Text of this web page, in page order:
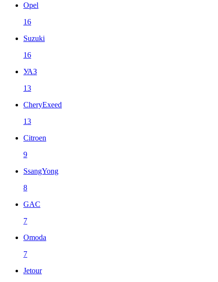
Opel
16
Suzuki
16
УАЗ
13
CheryExeed
13
Citroen
9
SsangYong
8
GAC
7
Omoda
7
Jetour